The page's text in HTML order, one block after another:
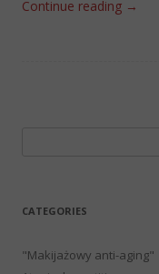
Continue reading →
CATEGORIES
"Makijażowy anti-aging"